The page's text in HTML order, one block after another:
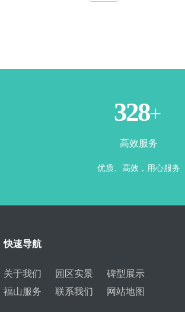
365+
高效服务
优质、高效，用心服务
快速导航
关于我们 园区实景
碑型展示
福山服务
联系我们 网站地图